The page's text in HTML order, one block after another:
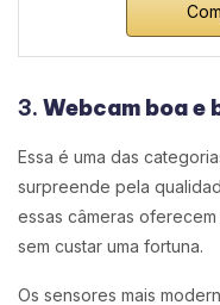
3. Webcam boa e
Essa é uma das
surpreende pela
essas câmeras
sem custar uma fortuna.
Os sensores mais